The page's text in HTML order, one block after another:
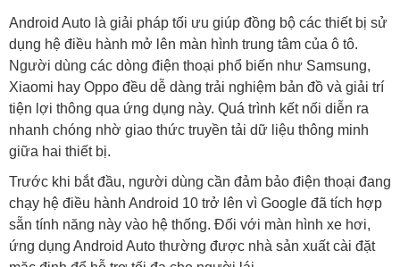
Android Auto là giải pháp tối ưu giúp đồng bộ các thiết bị sử
dụng hệ điều hành mở lên màn hình trung tâm của ô tô.
Người dùng các dòng điện thoại phổ biến như Samsung,
Xiaomi hay Oppo đều dễ dàng trải nghiệm bản đồ và giải trí
tiện lợi thông qua ứng dụng này. Quá trình kết nối diễn ra
nhanh chóng nhờ giao thức truyền tải dữ liệu thông minh
giữa hai thiết bị.
Trước khi bắt đầu, người dùng cần đảm bảo điện thoại đang
chạy hệ điều hành Android 10 trở lên vì Google đã tích hợp
sẵn tính năng này vào hệ thống. Đối với màn hình xe hơi,
ứng dụng Android Auto thường được nhà sản xuất cài đặt